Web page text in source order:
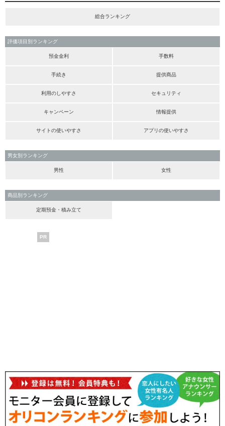
総合ランキング
評価項目別ランキング
預金金利 手数料
手続き 提供商品
利用のしやすさ セキュリティ
キャンペーン 情報提供
サイトの使いやすさ アプリの使いやすさ
男女別ランキング
男性 女性
商品別ランキング
定期預金・積み立て
PR